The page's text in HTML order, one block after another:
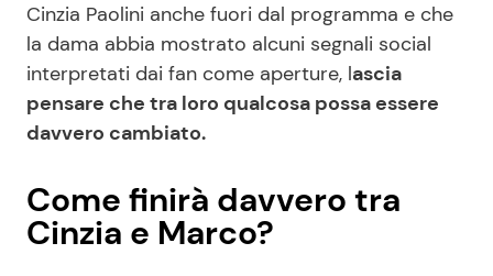
Cinzia Paolini anche fuori dal programma e che
la dama abbia mostrato alcuni segnali social
interpretati dai fan come aperture, lascia
pensare che tra loro qualcosa possa essere
davvero cambiato.
Come finirà davvero tra
Cinzia e Marco?